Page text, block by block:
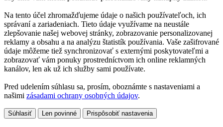
Na tento účel zhromažďujeme údaje o našich používateľoch, ich
správaní a zariadeniach. Tieto údaje využívame na neustále
zlepšovanie našej webovej stránky, zobrazovanie personalizovanej
reklamy a obsahu a na analýzu štatistík používania. Vaše zašifrované
údaje môžeme tiež synchronizovať s externými poskytovateľmi a
zobrazovať vám ponuky prostredníctvom ich online reklamných
kanálov, len ak už ich služby sami používate.
Pred udelením súhlasu sa, prosím, oboznámte s nastaveniami a
našimi zásadami ochrany osobných údajov.
Súhlasiť Len povinné Prispôsobiť nastavenia